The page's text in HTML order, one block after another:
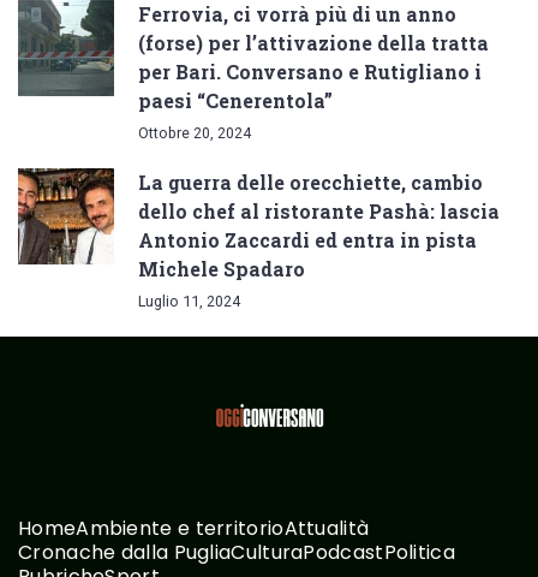
Ferrovia, ci vorrà più di un anno
(forse) per l’attivazione della tratta
per Bari. Conversano e Rutigliano i
paesi “Cenerentola”
Ottobre 20, 2024
La guerra delle orecchiette, cambio
dello chef al ristorante Pashà: lascia
Antonio Zaccardi ed entra in pista
Michele Spadaro
Luglio 11, 2024
HomeAmbiente e territorioAttualità
Cronache dalla PugliaCulturaPodcastPolitica